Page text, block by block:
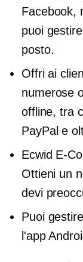
Facebook,
puoi
posto.
Offri ai
numerose
offline, tra
PayPal e
Ecwid E-
Ottieni un
devi
Puoi
l'app